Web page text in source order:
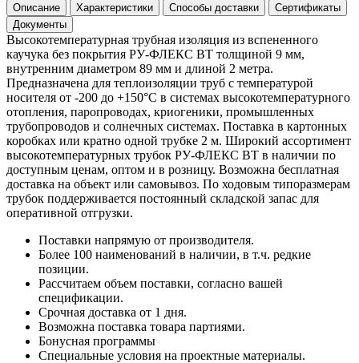
Описание Характеристики Способы доставки
Сертификаты
Документы
Высокотемпературная трубная изоляция из вспененного
каучука без покрытия РУ-ФЛЕКС ВТ толщиной 9 мм,
внутренним диаметром 89 мм и длиной 2 метра.
Предназначена для теплоизоляции труб с температурой
носителя от -200 до +150°С в системах высокотемпературного
отопления, паропроводах, криогеники, промышленных
трубопроводов и солнечных системах. Поставка в картонных
коробках или кратно одной трубке 2 м. Широкий ассортимент
высокотемпературных трубок РУ-ФЛЕКС ВТ в наличии по
доступным ценам, оптом и в розницу. Возможна бесплатная
доставка на объект или самовывоз. По ходовым типоразмерам
трубок поддерживается постоянный складской запас для
оперативной отгрузки.
Поставки напрямую от производителя.
Более 100 наименований в наличии, в т.ч. редкие
позиции.
Рассчитаем объем поставки, согласно вашей
спецификации.
Срочная доставка от 1 дня.
Возможна поставка товара партиями.
Бонусная программы
Специальные условия на проектные материалы.